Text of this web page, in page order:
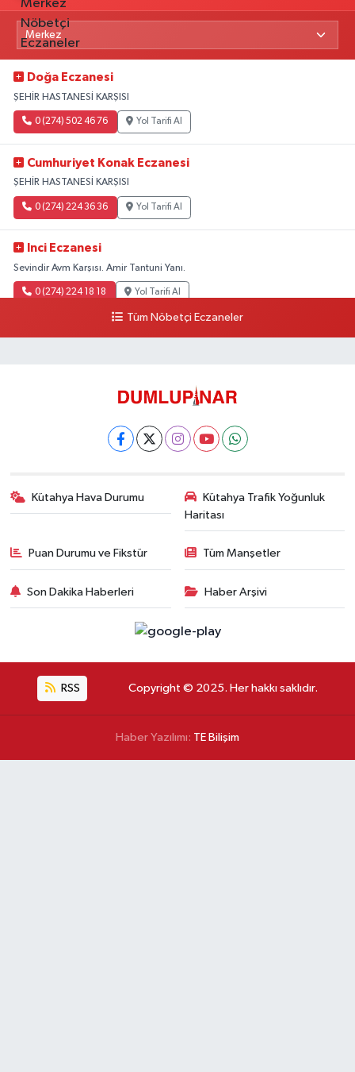
Doğa Eczanesi
ŞEHİR HASTANESİ KARŞISI
0 (274) 502 46 76 Yol Tarifi Al
Cumhuriyet Konak Eczanesi
ŞEHİR HASTANESİ KARŞISI
0 (274) 224 36 36 Yol Tarifi Al
Inci Eczanesi
Sevindir Avm Karşısı. Amir Tantuni Yanı.
0 (274) 224 18 18 Yol Tarifi Al
Tüm Nöbetçi Eczaneler
Kütahya Hava Durumu
Kütahya Trafik Yoğunluk
Haritası
Puan Durumu ve Fikstür Tüm Manşetler
Son Dakika Haberleri Haber Arşivi
RSS Copyright © 2025. Her hakkı saklıdır.
Haber Yazılımı: TE Bilişim